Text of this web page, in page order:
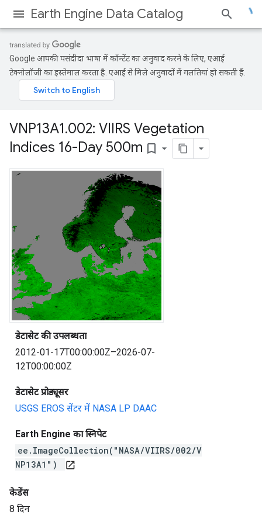
Earth Engine Data Catalog
Google आपकी पसंदीदा भाषा में कॉन्टेंट का अनुवाद करने के लिए, एआई
टेक्नोलॉजी का इस्तेमाल करता है. एआई से मिले अनुवादों में गलतियां हो सकती हैं.
VNP13A1.002: VIIRS Vegetation
Indices 16-Day 500m bookmark_border
डेटासेट की उपलब्धता
2012-01-17T00:00:00Z–2026-07-
12T00:00:00Z
डेटासेट प्रोड्यूसर
USGS EROS सेंटर में NASA LP DAAC
Earth Engine का स्निपेट
ee.ImageCollection("NASA/VIIRS/002/V
NP13A1")
open_in_new
केडेंस
8 दिन